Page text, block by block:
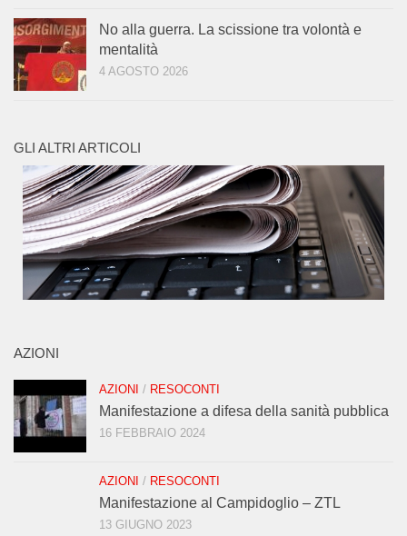
No alla guerra. La scissione tra volontà e
mentalità
4 AGOSTO 2026
GLI ALTRI ARTICOLI
AZIONI
AZIONI / RESOCONTI
Manifestazione a difesa della sanità pubblica
16 FEBBRAIO 2024
AZIONI / RESOCONTI
Manifestazione al Campidoglio – ZTL
13 GIUGNO 2023